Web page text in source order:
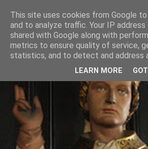
This site uses cookies from Google
and to analyze traffic. Your IP address
shared with Google along with
metrics to ensure quality of service,
statistics, and to detect and address
LEARN MORE